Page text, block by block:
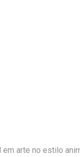
arte no estilo